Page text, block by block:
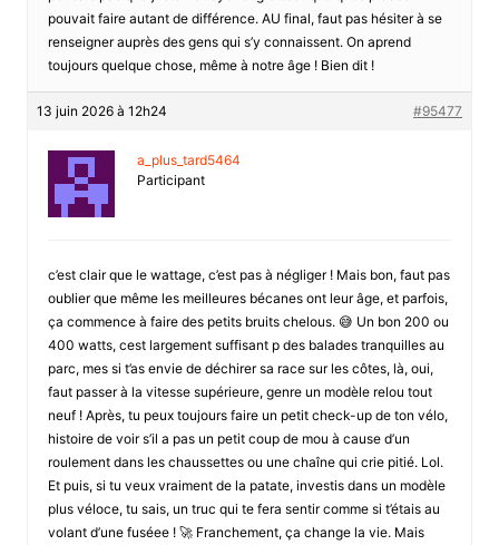
pouvait faire autant de différence. AU final, faut pas hésiter à se
renseigner auprès des gens qui s’y connaissent. On aprend
toujours quelque chose, même à notre âge ! Bien dit !
13 juin 2026 à 12h24 #95477
a_plus_tard5464
Participant
c’est clair que le wattage, c’est pas à négliger ! Mais bon, faut pas
oublier que même les meilleures bécanes ont leur âge, et parfois,
ça commence à faire des petits bruits chelous. 😅 Un bon 200 ou
400 watts, cest largement suffisant p des balades tranquilles au
parc, mes si t’as envie de déchirer sa race sur les côtes, là, oui,
faut passer à la vitesse supérieure, genre un modèle relou tout
neuf ! Après, tu peux toujours faire un petit check-up de ton vélo,
histoire de voir s’il a pas un petit coup de mou à cause d’un
roulement dans les chaussettes ou une chaîne qui crie pitié. Lol.
Et puis, si tu veux vraiment de la patate, investis dans un modèle
plus véloce, tu sais, un truc qui te fera sentir comme si t’étais au
volant d’une fuséee ! 🚀 Franchement, ça change la vie. Mais